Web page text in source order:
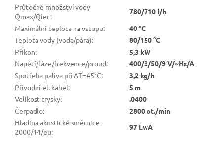
Průtočné množství vody
Qmax/Qiec:
780/710 l/h
Maximální teplota na vstupu:
40 °C
Teplota vody (voda/pára):
80/150 °C
Příkon:
5,3 kW
Napětí/fáze/frekvence/proud:
400/3/50/9 V/~Hz/A
Spotřeba paliva při ΔT=45°C:
3,2 kg/h
Přívodní el. kabel:
5 m
Velikost trysky:
.0400
Čerpadlo:
2800 ot./min
Hladina akustické směrnice
2000/14/eu:
97 LwA